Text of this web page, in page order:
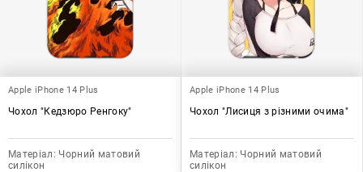
Apple iPhone 14 Plus
Чохол "Кедзюро Ренгоку"
Матеріал: Чорний матовий
силікон
Apple iPhone 14 Plus
Чохол "Лисиця з різними очима"
Матеріал: Чорний матовий
силікон